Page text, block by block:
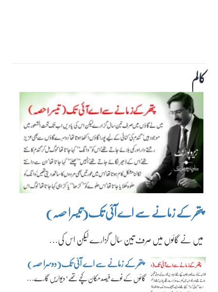
کالم
پتھر کے زمانے سے اے آئی تک(تیسرا حصہ)
میں نے گائوں میں صرف تین سال گزارے لیکن اس کی…
پتھر کے زمانے سے اے آئی تک(دوسرا حصہ)
گائوں کے نوے فیصد مکان کچے تھے‘ دیواریں گارے…